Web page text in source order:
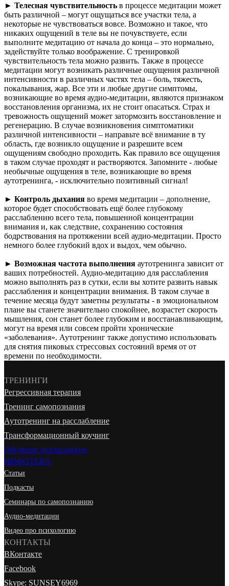
► Телесная чувствительность в процессе медитации может
быть различной – могут ощущаться все участки тела, а
некоторые не чувствоваться вовсе. Возможно и такое, что
никаких ощущений в теле вы не почувствуете, если
выполните медитацию от начала до конца – это нормально,
задействуйте только воображение. С тренировкой
чувствительность тела можно развить. Также в процессе
медитации могут возникать различные ощущения различной
интенсивности в различных частях тела – боль, тяжесть,
покалывания, жар. Все эти и любые другие симптомы,
возникающие во время аудио-медитации, являются признаком
восстановления организма, их не стоит опасаться. Страх и
тревожность ощущений может затормозить восстановление и
регенерацию. В случае возникновения симптоматики
различной интенсивности – направьте всё внимание в ту
область, где возникло ощущение и разрешите всем
ощущениям свободно проходить. Как правило все ощущения
в таком случае проходят и растворяются. Запомните - любые
необычные ощущения в теле, возникающие во время
аутотренинга, - исключительно позитивный сигнал!
► Контроль дыхания во время медитации – дополнение,
которое будет способствовать ещё более глубокому
расслаблению всего тела, повышенной концентрации
внимания и, как следствие, сохранению состояния
бодрствования на протяжении всей аудио-медитации. Просто
немного более глубокий вдох и выдох, чем обычно.
► Возможная частота выполнения аутотренинга зависит от
ваших потребностей. Аудио-медитацию для расслабления
можно выполнять раз в сутки, если вы хотите развить навык
расслабления и концентрации внимания. В таком случае в
течение месяца будут заметны результаты - в эмоциональном
плане вы станете значительно спокойнее, возрастет скорость
мышления, сон станет более глубоким и восстанавливающим,
могут на время или совсем пройти хронические
«заболевания». Аутотренинг также допустимо использовать
для снятия пиковых стрессовых состояний время от от
времени по необходимости.
ТРЕНИНГИ
Регрессивная терапия
Тренинг самопознания
Аутотренинг на расслабление
Трансформационный коучинг
Обучение психосинтезу
ИНФОТЕКА
Статьи
Подкасты
Семинары по самопознанию
Аудио-медитации
Видео про психологию
КОНТАКТЫ
ВКонтакте
Facebook
Skype: SUNSEY6969